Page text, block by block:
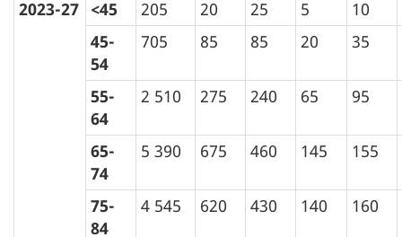
2023-27 <45 205 20 25 5
10
45-
54
705 85 85 20 35
55-
64
2 510 275 240 65 95
65-
74
5 390 675 460 145 155
75-
84
4 545 620 430 140 160